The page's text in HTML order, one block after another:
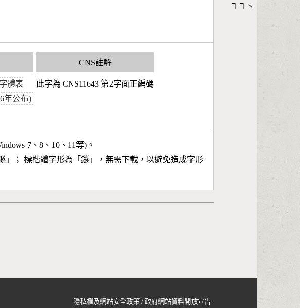
㇕㇕丶
體表
年公布)
CNS註解
此字為 CNS11643 第2字面正編碼
7、8、10、11等)。
」； 標楷體字形為「鐩 」，無需下載，以避免造成字形
隱私權及網站安全政策 /政府網站資料開放宣告